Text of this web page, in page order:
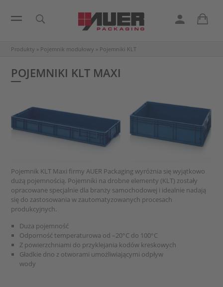
Produkty » Pojemnik modułowy » Pojemniki KLT
POJEMNIKI KLT MAXI
Pojemnik KLT Maxi firmy AUER Packaging wyróżnia się wyjątkowo
dużą pojemnością. Pojemniki na drobne elementy (KLT) zostały
opracowane specjalnie dla branży samochodowej i idealnie nadają
się do zastosowania w zautomatyzowanych procesach
produkcyjnych.
Duża pojemność
Odporność temperaturowa od –20°C do 100°C
Z powierzchniami do przyklejania kodów kreskowych
Gładkie dno z otworami umożliwiającymi odpływ
wody